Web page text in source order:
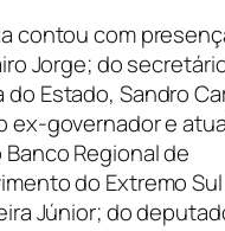
contou com
Jorge; do
do Estado, Sandro
ex-governador e
Regional de
do Extremo Sul
Júnior; do